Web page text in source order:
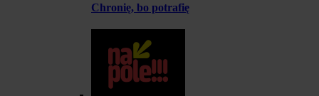
Chronię, bo potrafię